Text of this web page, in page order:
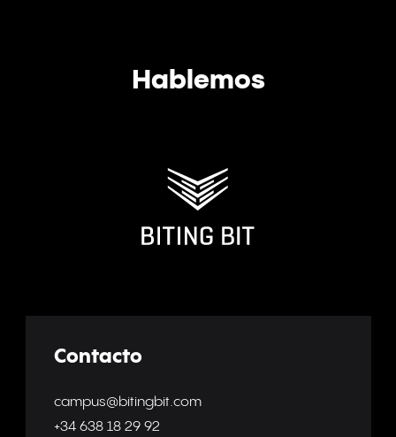
Hablemos
Contacto
campus@bitingbit.com
+34 638 18 29 92